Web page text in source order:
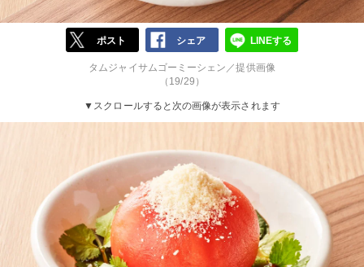
ポスト シェア LINEする
タムジャイサムゴーミーシェン／提供画像
（19/29）
▼スクロールすると次の画像が表示されます